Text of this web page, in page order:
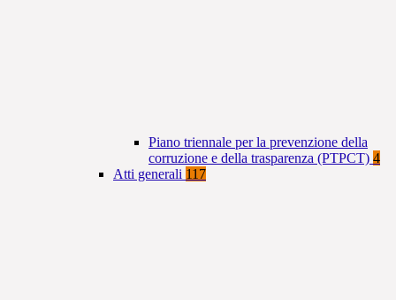
Piano triennale per la prevenzione della
corruzione e della trasparenza (PTPCT) 4
Atti generali 117